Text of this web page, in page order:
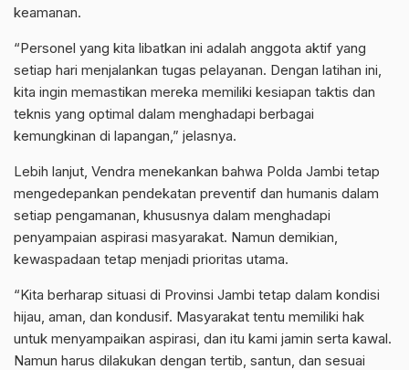
keamanan.
“Personel yang kita libatkan ini adalah anggota aktif yang
setiap hari menjalankan tugas pelayanan. Dengan latihan ini,
kita ingin memastikan mereka memiliki kesiapan taktis dan
teknis yang optimal dalam menghadapi berbagai
kemungkinan di lapangan,” jelasnya.
Lebih lanjut, Vendra menekankan bahwa Polda Jambi tetap
mengedepankan pendekatan preventif dan humanis dalam
setiap pengamanan, khususnya dalam menghadapi
penyampaian aspirasi masyarakat. Namun demikian,
kewaspadaan tetap menjadi prioritas utama.
“Kita berharap situasi di Provinsi Jambi tetap dalam kondisi
hijau, aman, dan kondusif. Masyarakat tentu memiliki hak
untuk menyampaikan aspirasi, dan itu kami jamin serta kawal.
Namun harus dilakukan dengan tertib, santun, dan sesuai